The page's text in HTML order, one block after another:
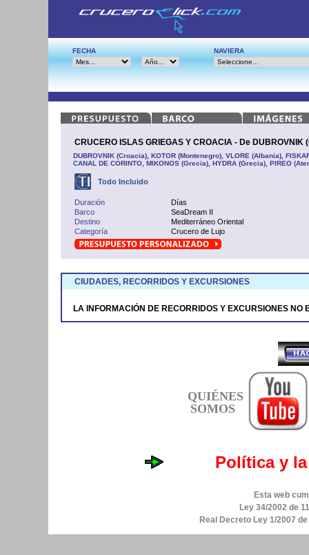
FECHA NAVIERA
CRUCERO ISLAS GRIEGAS Y CROACIA - De DUBROVNIK
DUBROVNIK (Croacia), KOTOR (Montenegro), VLORE (Albania),
CANAL DE CORINTO, MIKONOS (Grecia), HYDRA (Grecia), PIREO
Todo Incluido
Duración
Días
Barco
SeaDream II
Destino
Mediterráneo Oriental
Categoría
Crucero de Lujo
CIUDADES, RECORRIDOS Y EXCURSIONES
LA INFORMACIÓN DE RECORRIDOS Y EXCURSIONES NO
QUIÉNES
SOMOS
Política y
Esta web
Ley 34/2002 de
Real Decreto Ley 1/2007